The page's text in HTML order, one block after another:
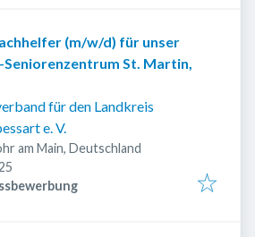
(m/w/d) für unser
St. Martin,
für den Landkreis
e. V.
am Main, Deutschland